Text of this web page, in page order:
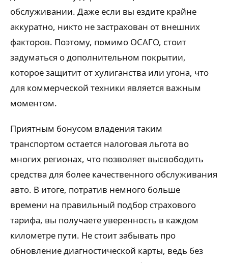
обслуживании. Даже если вы ездите крайне
аккуратно, никто не застрахован от внешних
факторов. Поэтому, помимо ОСАГО, стоит
задуматься о дополнительном покрытии,
которое защитит от хулиганства или угона, что
для коммерческой техники является важным
моментом.
Приятным бонусом владения таким
транспортом остается налоговая льгота во
многих регионах, что позволяет высвободить
средства для более качественного обслуживания
авто. В итоге, потратив немного больше
времени на правильный подбор страхового
тарифа, вы получаете уверенность в каждом
километре пути. Не стоит забывать про
обновление диагностической карты, ведь без